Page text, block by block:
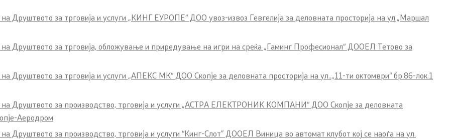
Accessibility Statement
Друштвото за трговија и услуги „КИНГ ЕУРОПЕ“ ДОО увоз-извоз Гевгелија за деловната просторија на ул.„Маршал
Друштвото за трговија, обложување и приредување на игри на среќа „Гаминг Професионал“ ДООЕЛ Тетово за
Друштвото за трговија и услуги „АПЕКС МК“ ДОО Скопје за деловната просторија на ул..„11-ти октомври“ бр.86-лок.1
Друштвото за производство, трговија и услуги „АСТРА ЕЛЕКТРОНИК КОМПАНИ“ ДОО Скопје за деловната
Аеродром
Друштвото за производство, трговија и услуги “Кинг-Слот” ДООЕЛ Виница во автомат клубот кој се наоѓа на ул.